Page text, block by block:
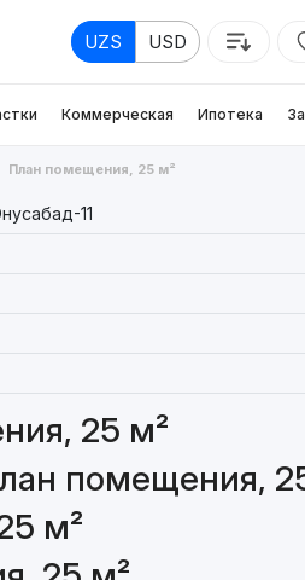
UZS USD
Коммерческая Ипотека
План помещения, 25 м²
11
25 м²
помещения,
м²